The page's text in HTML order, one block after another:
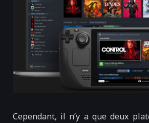
Cependant, il n’y a que deux